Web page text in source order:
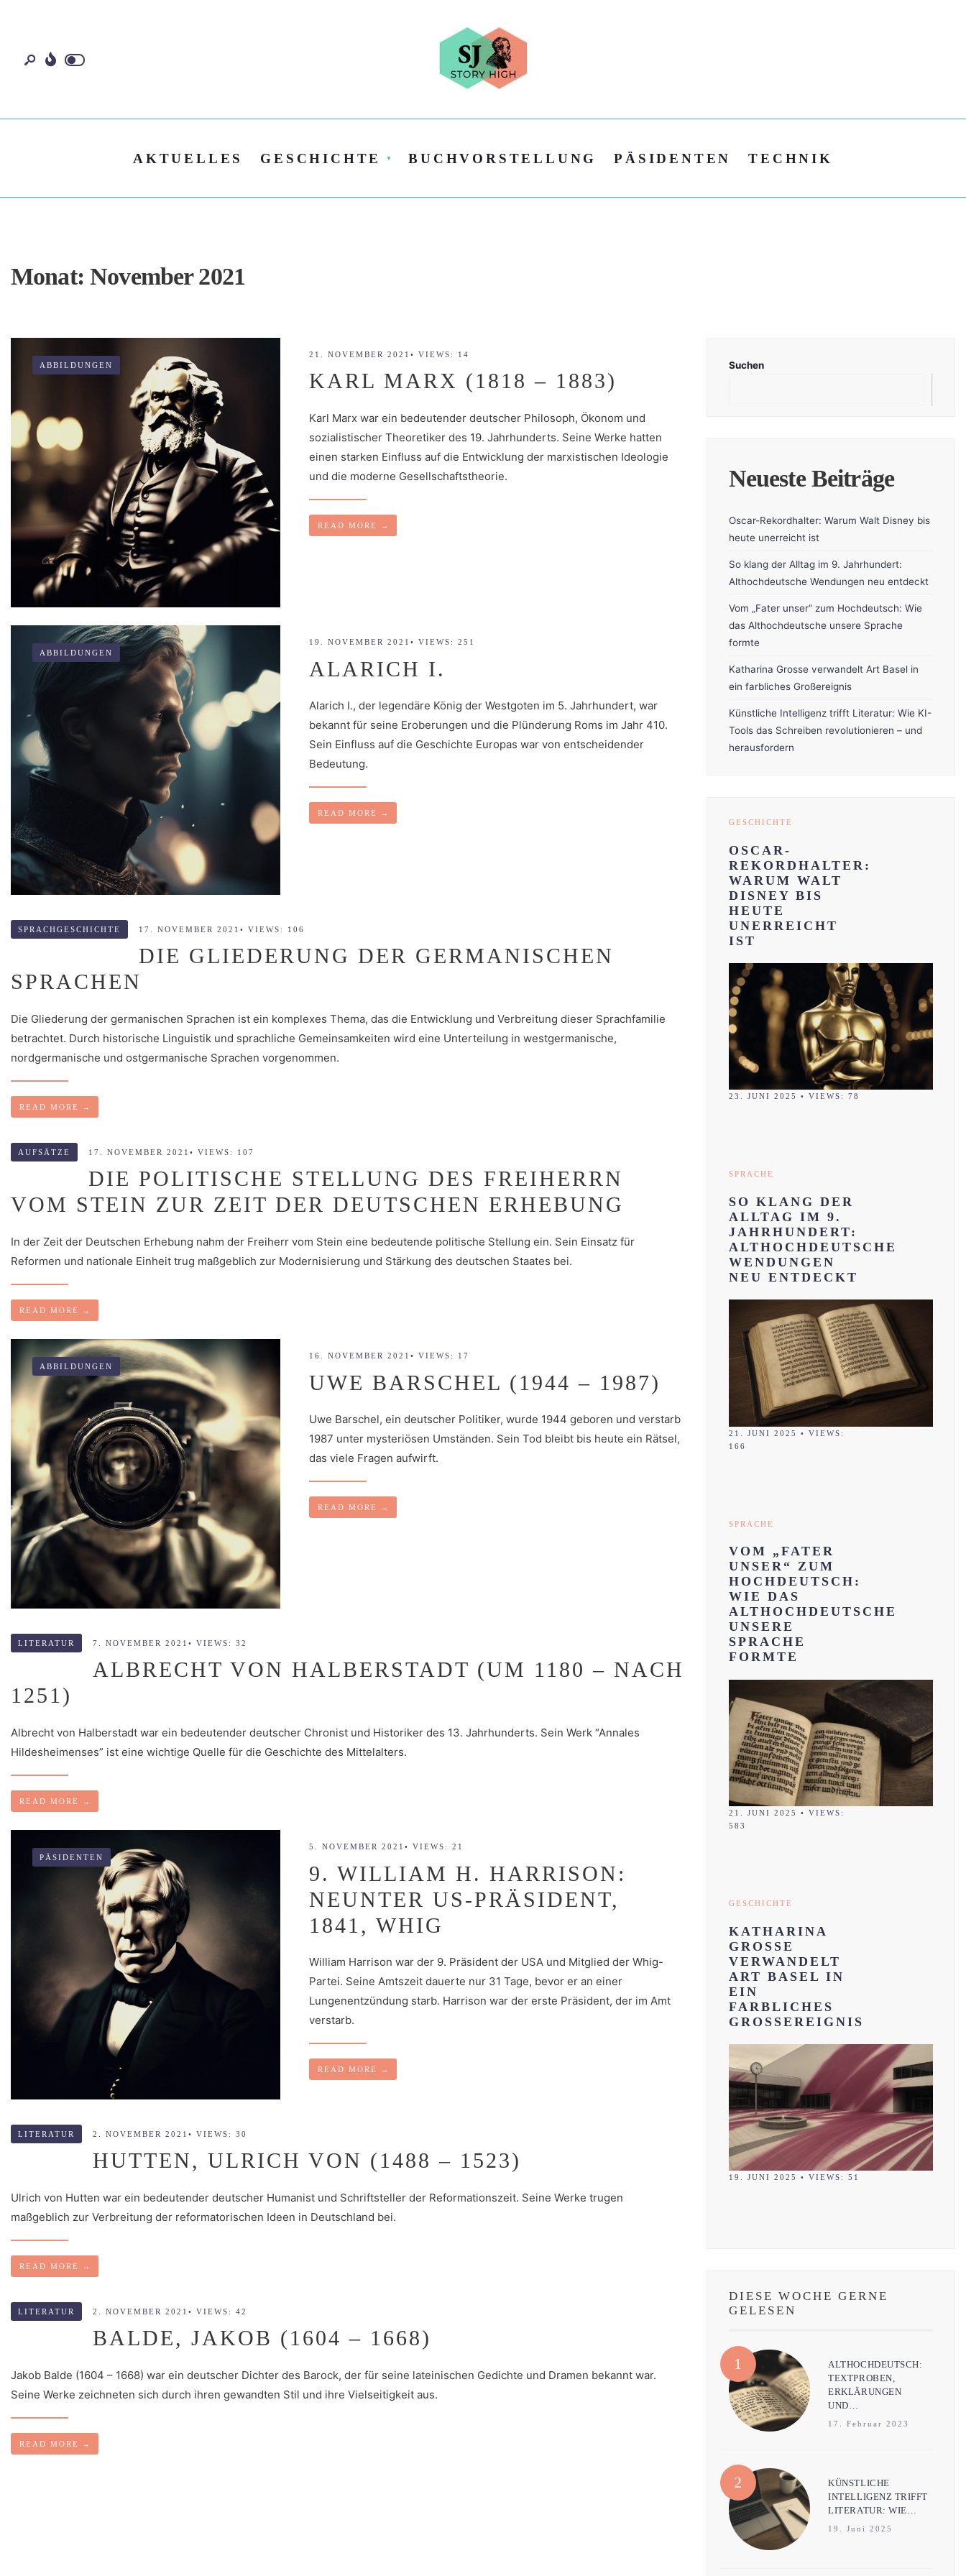
AKTUELLES GESCHICHTE BUCHVORSTELLUNG PÄSIDENTEN TECHNIK
Monat:November 2021
ABBILDUNGEN
21. NOVEMBER 2021•VIEWS: 14
KARL MARX (1818 – 1883)
Karl Marx war ein bedeutender deutscher Philosoph, Ökonom und
sozialistischer Theoretiker des 19. Jahrhunderts. Seine Werke hatten
einen starken Einfluss auf die Entwicklung der marxistischen Ideologie
und die moderne Gesellschaftstheorie.
READ MORE →
ABBILDUNGEN
19. NOVEMBER 2021•VIEWS: 251
ALARICH I.
Alarich I., der legendäre König der Westgoten im 5. Jahrhundert, war
bekannt für seine Eroberungen und die Plünderung Roms im Jahr 410.
Sein Einfluss auf die Geschichte Europas war von entscheidender
Bedeutung.
READ MORE →
SPRACHGESCHICHTE 17. NOVEMBER 2021 • VIEWS: 106
DIE GLIEDERUNG DER GERMANISCHEN
SPRACHEN
Die Gliederung der germanischen Sprachen ist ein komplexes Thema, das die Entwicklung und Verbreitung dieser Sprachfamilie
betrachtet. Durch historische Linguistik und sprachliche Gemeinsamkeiten wird eine Unterteilung in westgermanische,
nordgermanische und ostgermanische Sprachen vorgenommen.
READ MORE →
AUFSÄTZE 17. NOVEMBER 2021 • VIEWS: 107
DIE POLITISCHE STELLUNG DES FREIHERRN
VOM STEIN ZUR ZEIT DER DEUTSCHEN ERHEBUNG
In der Zeit der Deutschen Erhebung nahm der Freiherr vom Stein eine bedeutende politische Stellung ein. Sein Einsatz für
Reformen und nationale Einheit trug maßgeblich zur Modernisierung und Stärkung des deutschen Staates bei.
READ MORE →
ABBILDUNGEN
16. NOVEMBER 2021•VIEWS: 17
UWE BARSCHEL (1944 – 1987)
Uwe Barschel, ein deutscher Politiker, wurde 1944 geboren und verstarb
1987 unter mysteriösen Umständen. Sein Tod bleibt bis heute ein Rätsel,
das viele Fragen aufwirft.
READ MORE →
LITERATUR 7. NOVEMBER 2021 • VIEWS: 32
ALBRECHT VON HALBERSTADT (UM 1180 – NACH
1251)
Albrecht von Halberstadt war ein bedeutender deutscher Chronist und Historiker des 13. Jahrhunderts. Sein Werk “Annales
Hildesheimenses” ist eine wichtige Quelle für die Geschichte des Mittelalters.
READ MORE →
PÄSIDENTEN
5. NOVEMBER 2021•VIEWS: 21
9. WILLIAM H. HARRISON:
NEUNTER US-PRÄSIDENT,
1841, WHIG
William Harrison war der 9. Präsident der USA und Mitglied der Whig-
Partei. Seine Amtszeit dauerte nur 31 Tage, bevor er an einer
Lungenentzündung starb. Harrison war der erste Präsident, der im Amt
verstarb.
READ MORE →
LITERATUR 2. NOVEMBER 2021 • VIEWS: 30
HUTTEN, ULRICH VON (1488 – 1523)
Ulrich von Hutten war ein bedeutender deutscher Humanist und Schriftsteller der Reformationszeit. Seine Werke trugen
maßgeblich zur Verbreitung der reformatorischen Ideen in Deutschland bei.
READ MORE →
LITERATUR 2. NOVEMBER 2021 • VIEWS: 42
BALDE, JAKOB (1604 – 1668)
Jakob Balde (1604 – 1668) war ein deutscher Dichter des Barock, der für seine lateinischen Gedichte und Dramen bekannt war.
Seine Werke zeichneten sich durch ihren gewandten Stil und ihre Vielseitigkeit aus.
READ MORE →
Suchen
Neueste Beiträge
Oscar-Rekordhalter: Warum Walt Disney bis
heute unerreicht ist
So klang der Alltag im 9. Jahrhundert:
Althochdeutsche Wendungen neu entdeckt
Vom „Fater unser“ zum Hochdeutsch: Wie
das Althochdeutsche unsere Sprache
formte
Katharina Grosse verwandelt Art Basel in
ein farbliches Großereignis
Künstliche Intelligenz trifft Literatur: Wie KI-
Tools das Schreiben revolutionieren – und
herausfordern
GESCHICHTE
OSCAR-
REKORDHALTER:
WARUM WALT
DISNEY BIS
HEUTE
UNERREICHT
IST
23. JUNI 2025 • VIEWS: 78
SPRACHE
SO KLANG DER
ALLTAG IM 9.
JAHRHUNDERT:
ALTHOCHDEUTSCHE
WENDUNGEN
NEU ENTDECKT
21. JUNI 2025 • VIEWS:
166
SPRACHE
VOM „FATER
UNSER“ ZUM
HOCHDEUTSCH:
WIE DAS
ALTHOCHDEUTSCHE
UNSERE
SPRACHE
FORMTE
21. JUNI 2025 • VIEWS:
583
GESCHICHTE
KATHARINA
GROSSE
VERWANDELT
ART BASEL IN
EIN
FARBLICHES
GROSSEREIGNIS
19. JUNI 2025 • VIEWS: 51
DIESE WOCHE GERNE
GELESEN
ALTHOCHDEUTSCH:
TEXTPROBEN,
ERKLÄRUNGEN
UND…
17. Februar 2023
KÜNSTLICHE
INTELLIGENZ TRIFFT
LITERATUR: WIE…
19. Juni 2025